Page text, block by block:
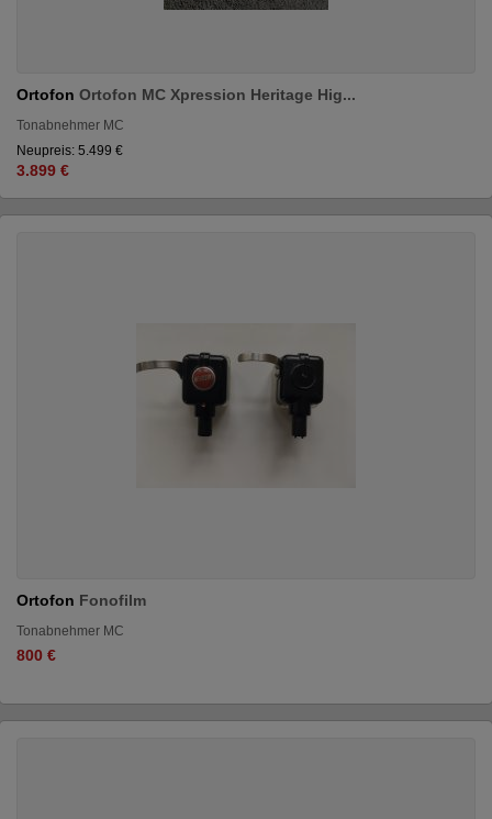
Ortofon Ortofon MC Xpression Heritage Hig...
Tonabnehmer MC
Neupreis: 5.499 €
3.899 €
Ortofon Fonofilm
Tonabnehmer MC
800 €